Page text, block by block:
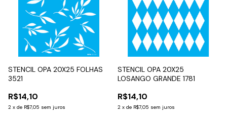
STENCIL OPA 20X25 FOLHAS
3521
R$14,10
2 x de R$7,05 sem juros
STENCIL OPA 20X25
LOSANGO GRANDE 1781
R$14,10
2 x de R$7,05 sem juros